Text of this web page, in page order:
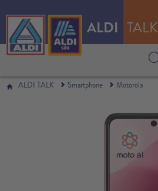
ALDI TALK
ALDI TALK Smartphone Motorola